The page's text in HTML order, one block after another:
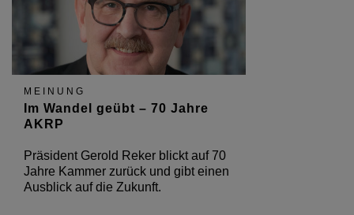
MEINUNG
Im Wandel geübt – 70 Jahre
AKRP
Präsident Gerold Reker blickt auf 70
Jahre Kammer zurück und gibt einen
Ausblick auf die Zukunft.